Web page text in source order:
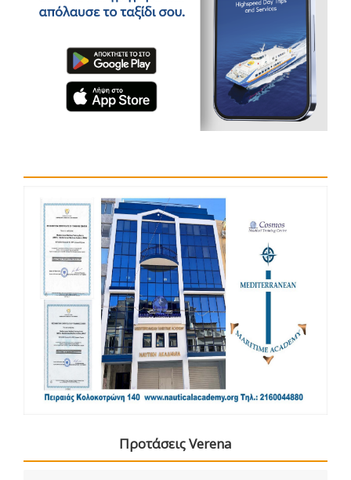
Προτάσεις Verena